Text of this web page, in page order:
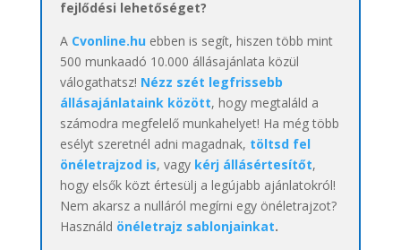
fejlődési lehetőséget?
A Cvonline.huebben is segít, hiszen több mint
500 munkaadó 10.000 állásajánlata közül
válogathatsz! Nézz szét legfrissebb
állásajánlataink között, hogy megtaláld a
számodra megfelelő munkahelyet! Ha még több
esélyt szeretnél adni magadnak, töltsd fel
önéletrajzod is, vagy kérj állásértesítőt,
hogy elsők közt értesülj a legújabb ajánlatokról!
Nem akarsz a nulláról megírni egy önéletrajzot?
Használd önéletrajz sablonjainkat.